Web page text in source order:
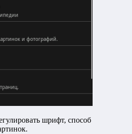
шрифт, способ